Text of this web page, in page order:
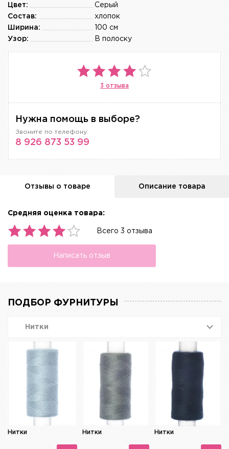
Серый
Цвет:
хлопок
Состав:
100 см
Ширина:
В полоску
Узор:
3 отзыва
Нужна помощь в выборе?
Звоните по телефону:
8 926 873 53 99
Отзывы о товаре Описание товара
Средняя оценка товара:
Всего 3 отзыва
Написать отзыв
ПОДБОР ФУРНИТУРЫ
Нитки
Нитки Нитки Нитки